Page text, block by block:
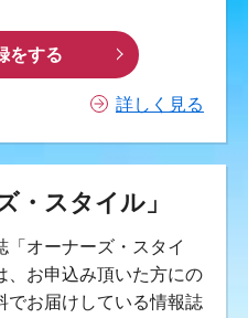
をする
詳しく見る
・スタイル」
「オーナーズ・スタイ
、お申込み頂いた方にの
でお届けしている情報誌